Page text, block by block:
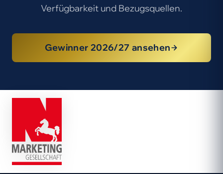
Verfügbarkeit und Bezugsquellen.
Gewinner 2026/27 ansehen